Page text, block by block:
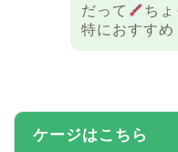
だって
ち
特におすすめ
ケージはこちら